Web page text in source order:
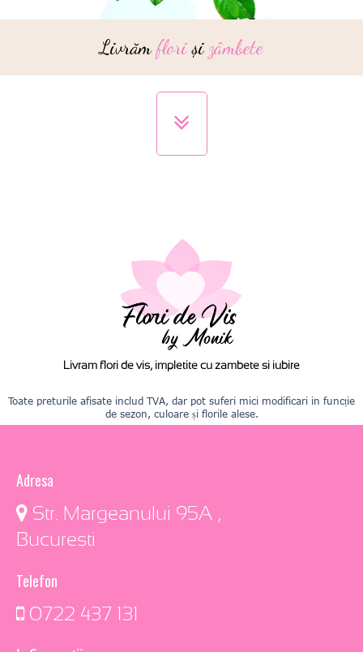
Livrămfloriși zâmbete
Livram flori de vis, impletite cu zambete si iubire
Toate preturile afisate includ TVA, dar pot suferi mici modificari in funcție
de sezon, culoare și florile alese.
Adresa
​ Str. Margeanului 95A ,
Bucuresti
Telefon
0722 437 131